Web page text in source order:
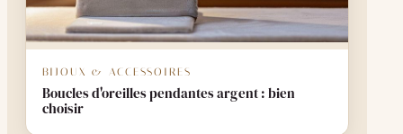
BIJOUX & ACCESSOIRES
Boucles d'oreilles pendantes argent : bien
choisir